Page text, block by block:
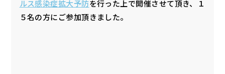
ルス感染症拡大予防を行った上で開催させて頂き、１
５名の方にご参加頂きました。